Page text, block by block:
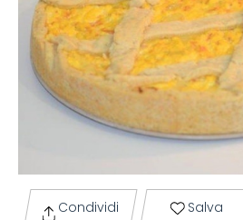
Condividi Salva